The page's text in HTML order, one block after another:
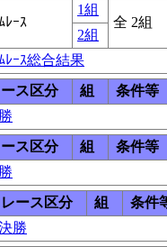
ﾚｰｽ
1組
全 2組
2組
ﾚｰｽ総合結果
ス区分 組
条件等
ス区分 組
条件等
レース区分 組
条件
勝